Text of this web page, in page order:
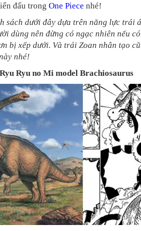
đấu trong One Piece nhé!
sách dưới đây dựa trên năng lực trái
dùng nên đừng có ngạc nhiên nếu
bị xếp dưới. Và trái Zoan nhân tạo
nhé!
Ryu no Mi model Brachiosaurus